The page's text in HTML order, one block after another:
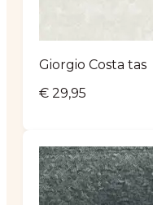
Giorgio Costa tas
€ 29,95